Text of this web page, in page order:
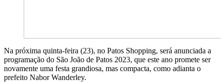
Na próxima quinta-feira (23), no Patos Shopping, será anunciada a
programação do São João de Patos 2023, que este ano promete ser
novamente uma festa grandiosa, mas compacta, como adianta o
prefeito Nabor Wanderley.